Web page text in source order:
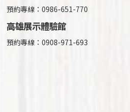
預約專線：0986-651-770
高雄展示體驗館
預約專線： 0908-971-693